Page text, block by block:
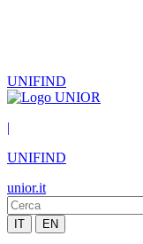
UNIFIND
|
UNIFIND
unior.it
IT EN